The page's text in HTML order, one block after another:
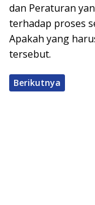
dan Peraturan
terhadap proses
Apakah yang
tersebut.
Berikutnya